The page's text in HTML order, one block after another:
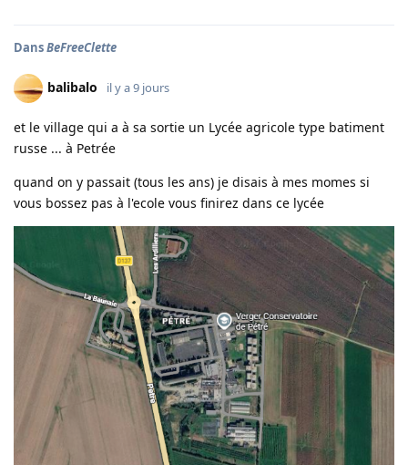
DansBeFreeClette
balibalo il y a 9 jours
et le village qui a à sa sortie un Lycée agricole type batiment
russe ... à Petrée
quand on y passait (tous les ans) je disais à mes momes si
vous bossez pas à l'ecole vous finirez dans ce lycée